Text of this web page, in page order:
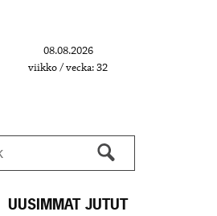
08.08.2026
viikko / vecka: 32
UUSIMMAT JUTUT